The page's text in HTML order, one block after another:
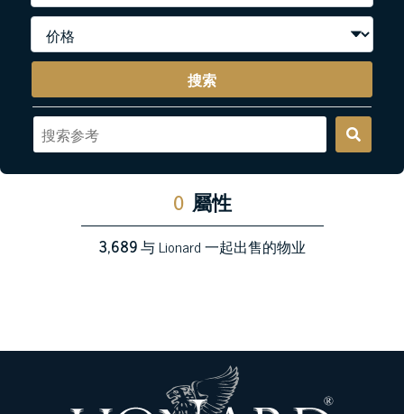
搜索
0 屬性
3,689与 Lionard 一起出售的物业